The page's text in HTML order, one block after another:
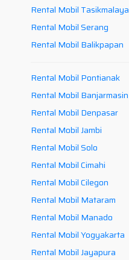
Rental Mobil Tasikmalaya
Rental Mobil Serang
Rental Mobil Balikpapan
Rental Mobil Pontianak
Rental Mobil Banjarmasin
Rental Mobil Denpasar
Rental Mobil Jambi
Rental Mobil Solo
Rental Mobil Cimahi
Rental Mobil Cilegon
Rental Mobil Mataram
Rental Mobil Manado
Rental Mobil Yogyakarta
Rental Mobil Jayapura